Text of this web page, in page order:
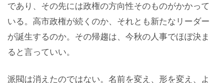
であり、その先には政権の方向性そのものがかかって
いる。高市政権が続くのか、それとも新たなリーダー
が誕生するのか。その帰趨は、今秋の人事でほぼ決ま
ると言っていい。
派閥は消えたのではない。名前を変え、形を変え、よ